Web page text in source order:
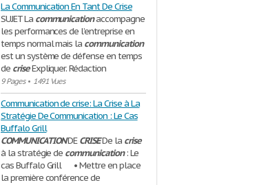
La Communication En Tant De Crise
SUJET La communicationaccompagne
les performances de l’entreprise en
temps normal mais la communication
est un système de défense en temps
de criseExpliquer. Rédaction
9 Pages• 1491 Vues
Communication de crise: La Crise à La
Stratégie De Communication : Le Cas
Buffalo Grill
COMMUNICATIONDECRISEDe la crise
à la stratégie de communication: Le
cas Buffalo Grill • Mettre en place
la première conférence de